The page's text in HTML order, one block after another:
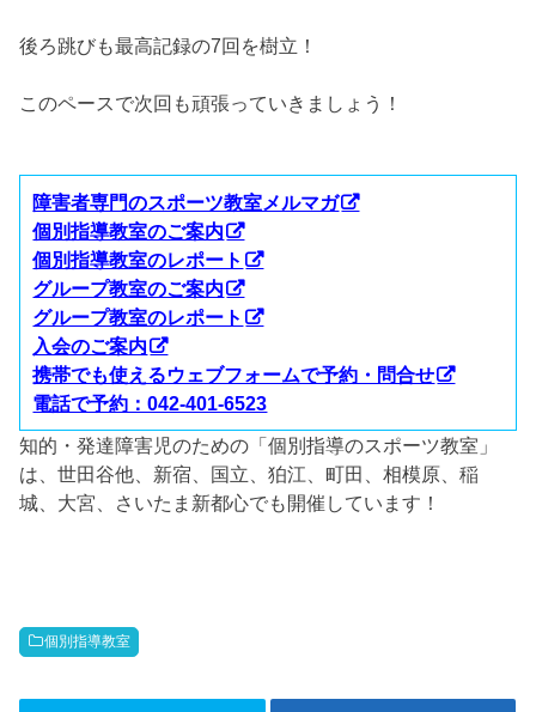
後ろ跳びも最高記録の7回を樹立！
このペースで次回も頑張っていきましょう！
障害者専門のスポーツ教室メルマガ
個別指導教室のご案内
個別指導教室のレポート
グループ教室のご案内
グループ教室のレポート
入会のご案内
携帯でも使えるウェブフォームで予約・問合せ
電話で予約：042-401-6523
知的・発達障害児のための「個別指導のスポーツ教室」
は、世田谷他、新宿、国立、狛江、町田、相模原、稲
城、大宮、さいたま新都心でも開催しています！
個別指導教室